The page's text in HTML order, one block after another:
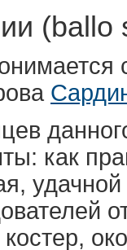
(ballo
как